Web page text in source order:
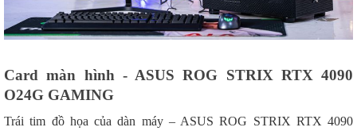
Card màn hình - ASUS ROG STRIX RTX 4090
O24G GAMING
Trái tim đồ họa của dàn máy – ASUS ROG STRIX RTX 4090